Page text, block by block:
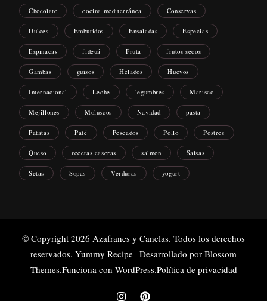
Chocolate cocina mediterránea Conservas
Dulces Embutidos Ensaladas Especias
Espinacas fideuá Fruta frutos secos
Gambas guisos Helados Huevos
Internacional Leche legumbres Marisco
Mejillones Moluscos Navidad pasta
Patatas Paté Pescados Pollo Postres
Queso recetas caseras salmon Salsas
Setas Sopas Verduras yogurt
© Copyright 2026 Azafranes y Canelas. Todos los derechos
reservados. Yummy Recipe | Desarrollado por Blossom
Themes.Funciona con WordPress.Política de privacidad